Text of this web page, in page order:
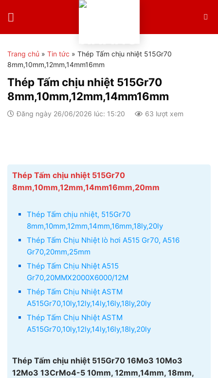
Trang chủ » Tin tức » Thép Tấm chịu nhiệt 515Gr70
8mm,10mm,12mm,14mm16mm
Thép Tấm chịu nhiệt 515Gr70
8mm,10mm,12mm,14mm16mm
Đăng ngày 26/06/2026 lúc: 15:20 63 lượt xem
Thép Tấm chịu nhiệt 515Gr70
8mm,10mm,12mm,14mm16mm,20mm
Thép Tấm chịu nhiệt, 515Gr70
8mm,10mm,12mm,14mm,16mm,18ly,20ly
Thép Tấm Chịu Nhiệt lò hơi A515 Gr70, A516
Gr70,20mm,25mm
Thép Tấm Chịu Nhiệt A515
Gr70,20MMX2000X6000/12M
Thép Tấm Chịu Nhiệt ASTM
A515Gr70,10ly,12ly,14ly,16ly,18ly,20ly
Thép Tấm Chịu Nhiệt ASTM
A515Gr70,10ly,12ly,14ly,16ly,18ly,20ly
Thép Tấm chịu nhiệt 515Gr70 16Mo3 10Mo3
12Mo3 13CrMo4-5 10mm, 12mm,14mm, 18mm,